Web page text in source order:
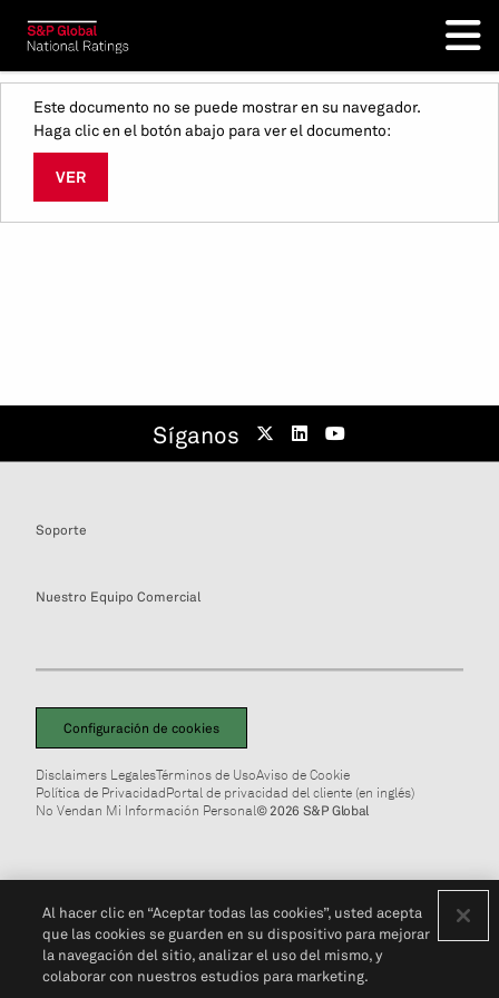
Este documento no se puede mostrar en su navegador.
Haga clic en el botón abajo para ver el documento:
VER
Síganos
Soporte
Nuestro Equipo Comercial
Configuración de cookies
Disclaimers LegalesTérminos de UsoAviso de Cookie
Política de PrivacidadPortal de privacidad del cliente (en inglés)
No Vendan Mi Información Personal© 2026 S&P Global
Al hacer clic en “Aceptar todas las cookies”, usted acepta
que las cookies se guarden en su dispositivo para mejorar
la navegación del sitio, analizar el uso del mismo, y
colaborar con nuestros estudios para marketing.